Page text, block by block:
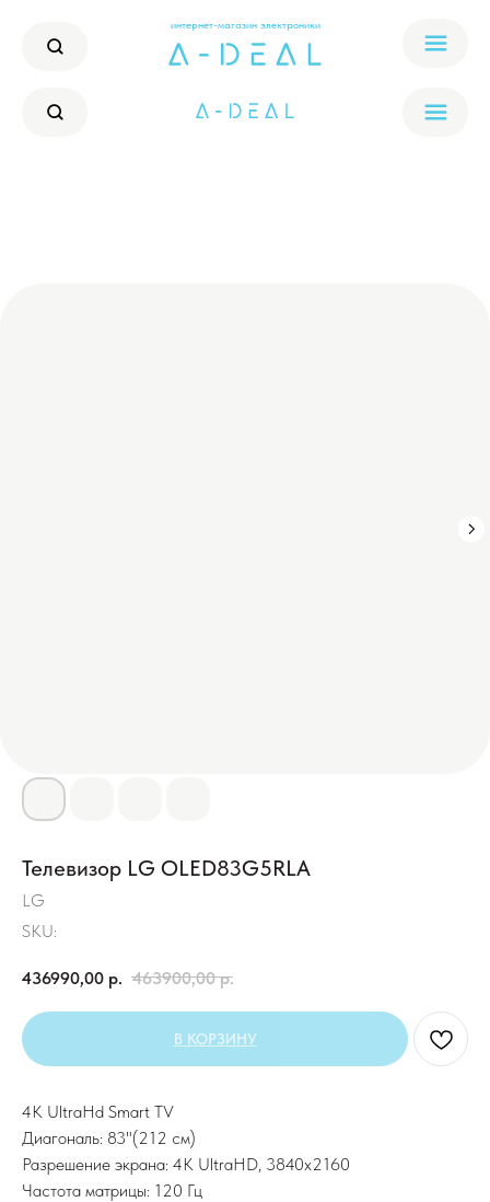
интернет-магазин электроники
Телевизор LG OLED83G5RLA
LG
SKU:
436990,00 р. 463900,00 р.
В КОРЗИНУ
4K UltraHd Smart TV
Диагональ: 83"(212 см)
Разрешение экрана: 4K UltraHD, 3840х2160
Частота матрицы: 120 Гц